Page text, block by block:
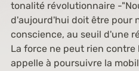
tonalité révolutionnaire -
d'aujourd'hui doit être pour
conscience, au seuil d'une
La force ne peut rien
appelle à poursuivre la